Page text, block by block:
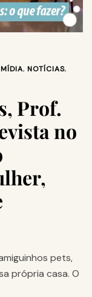
, NOTÍCIAS,
Prof.
no
pets,
própria casa. O